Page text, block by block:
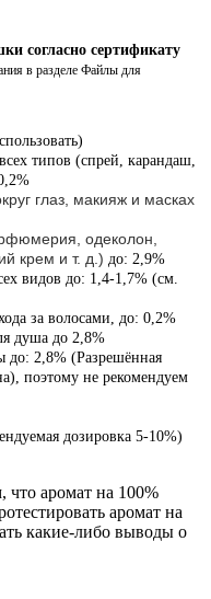
согласно сертификату
в разделе Файлы для
типов (спрей, карандаш,
глаз, макияж и масках
одеколон,
крем и т. д.) до: 2,9%
видов до: 1,4-1,7% (см.
за волосами, до: 0,2%
душа до 2,8%
до: 2,8% (Разрешённая
поэтому не рекомендуем
дозировка 5-10%)
что аромат на 100%
аромат на
какие-либо выводы о